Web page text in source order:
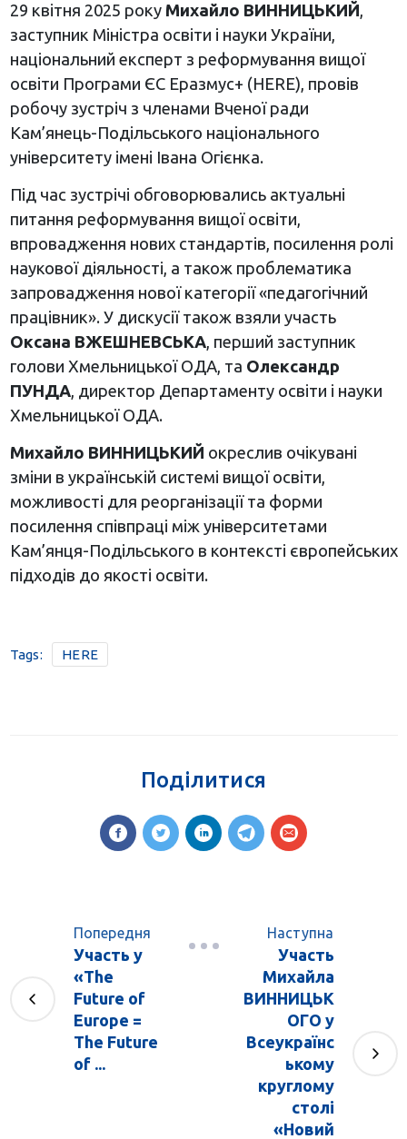
29 квітня 2025 року Михайло ВИННИЦЬКИЙ,
заступник Міністра освіти і науки України,
національний експерт з реформування вищої
освіти Програми ЄС Еразмус+ (HERE), провів
робочу зустріч з членами Вченої ради
Кам’янець-Подільського національного
університету імені Івана Огієнка.
Під час зустрічі обговорювались актуальні
питання реформування вищої освіти,
впровадження нових стандартів, посилення ролі
наукової діяльності, а також проблематика
запровадження нової категорії «педагогічний
працівник». У дискусії також взяли участь
Оксана ВЖЕШНЕВСЬКА, перший заступник
голови Хмельницької ОДА, та Олександр
ПУНДА, директор Департаменту освіти і науки
Хмельницької ОДА.
Михайло ВИННИЦЬКИЙ окреслив очікувані
зміни в українській системі вищої освіти,
можливості для реорганізації та форми
посилення співпраці між університетами
Кам’янця-Подільського в контексті європейських
підходів до якості освіти.
Tags: HERE
Поділитися
Попередня
Участь у
«The
Future of
Europe =
The Future
of ...
Наступна
Участь
Михайла
ВИННИЦЬК
ОГО у
Всеукраїнс
ькому
круглому
столі
«Новий